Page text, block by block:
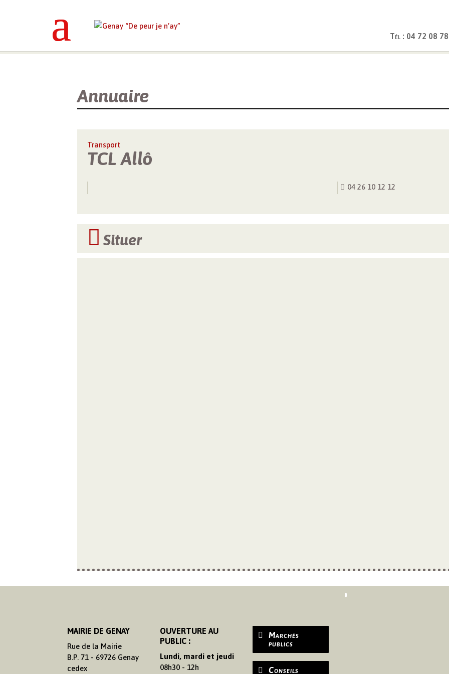
Tél : 04 72 08
Annuaire
Transport
TCL Allô
04 26 10 12 12
Situer
MAIRIE DE GENAY
Rue de la Mairie
B.P. 71 - 69726 Genay
cedex
OUVERTURE AU
PUBLIC :
Lundi, mardi et jeudi
08h30 - 12h
Marchés
publics
Conseils